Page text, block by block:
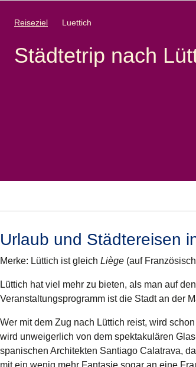
Reiseziel Luettich
Städtetrip nach
Urlaub und Städtereisen
Merke: Lüttich ist gleich Liège (auf
Lüttich hat viel mehr zu bieten, als man auf
Veranstaltungsprogramm ist die Stadt an der
Wer mit dem Zug nach Lüttich reist, wird
wird unweigerlich von dem spektakulären
spanischen Architekten Santiago Calatrava,